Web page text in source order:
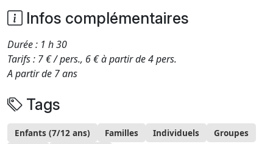
Infos complémentaires
Durée : 1 h 30
Tarifs : 7 € / pers., 6 € à partir de 4 pers.
A partir de 7 ans
Tags
Enfants (7/12 ans) Familles Individuels
Groupes